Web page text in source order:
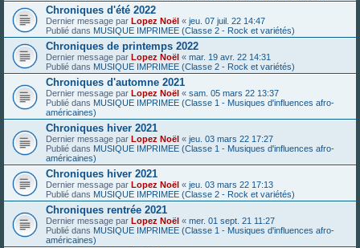
Chroniques d'été 2022
Dernier message par Lopez Noël « jeu. 07 juil. 22 14:47
Publié dans MUSIQUE IMPRIMEE (Classe 2 - Rock et variétés)
Chroniques de printemps 2022
Dernier message par Lopez Noël « mar. 19 avr. 22 14:31
Publié dans MUSIQUE IMPRIMEE (Classe 2 - Rock et variétés)
Chroniques d'automne 2021
Dernier message par Lopez Noël « sam. 05 mars 22 13:37
Publié dans MUSIQUE IMPRIMEE (Classe 1 - Musiques d'influences afro-
américaines)
Chroniques hiver 2021
Dernier message par Lopez Noël « jeu. 03 mars 22 17:27
Publié dans MUSIQUE IMPRIMEE (Classe 1 - Musiques d'influences afro-
américaines)
Chroniques hiver 2021
Dernier message par Lopez Noël « jeu. 03 mars 22 17:13
Publié dans MUSIQUE IMPRIMEE (Classe 2 - Rock et variétés)
Chroniques rentrée 2021
Dernier message par Lopez Noël « mer. 01 sept. 21 11:27
Publié dans MUSIQUE IMPRIMEE (Classe 1 - Musiques d'influences afro-
américaines)